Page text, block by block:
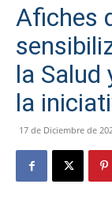
Afiches
la Salud
la
17 de Diciembre de